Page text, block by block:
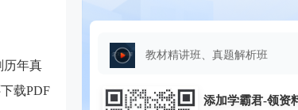
历年真
载PDF
教材精讲班、真题解析班